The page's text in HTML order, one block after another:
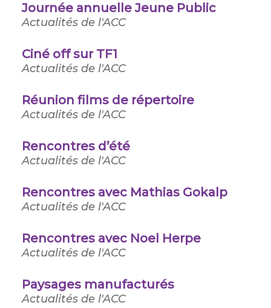
Journée annuelle Jeune Public
Actualités de l'ACC
Ciné off sur TF1
Actualités de l'ACC
Réunion films de répertoire
Actualités de l'ACC
Rencontres d’été
Actualités de l'ACC
Rencontres avec Mathias Gokalp
Actualités de l'ACC
Rencontres avec Noel Herpe
Actualités de l'ACC
Paysages manufacturés
Actualités de l'ACC